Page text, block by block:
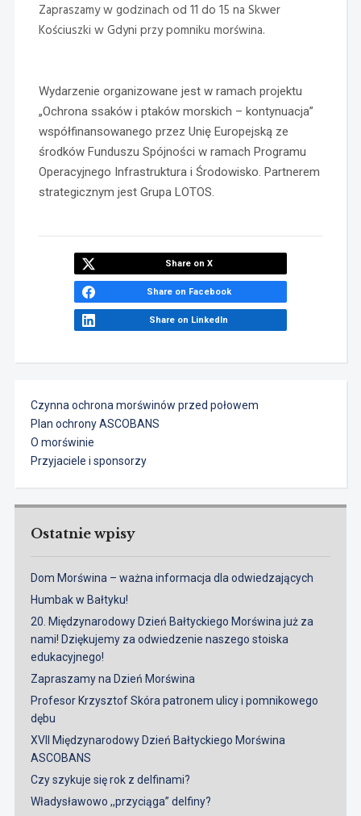
Czynna ochrona morświnów przed połowem
Plan ochrony ASCOBANS
O morświnie
Przyjaciele i sponsorzy
Zapraszamy w godzinach od 11 do 15 na Skwer
Kościuszki w Gdyni przy pomniku morświna.
Wydarzenie organizowane jest w ramach projektu
„Ochrona ssaków i ptaków morskich – kontynuacja”
współfinansowanego przez Unię Europejską ze
środków Funduszu Spójności w ramach Programu
Operacyjnego Infrastruktura i Środowisko. Partnerem
strategicznym jest Grupa LOTOS.
Share on X
Share on Facebook
Share on LinkedIn
Ostatnie wpisy
Dom Morświna – ważna informacja dla odwiedzających
Humbak w Bałtyku!
20. Międzynarodowy Dzień Bałtyckiego Morświna już za
nami! Dziękujemy za odwiedzenie naszego stoiska
edukacyjnego!
Zapraszamy na Dzień Morświna
Profesor Krzysztof Skóra patronem ulicy i pomnikowego
dębu
XVII Międzynarodowy Dzień Bałtyckiego Morświna
ASCOBANS
Czy szykuje się rok z delfinami?
Władysławowo ,,przyciąga” delfiny?